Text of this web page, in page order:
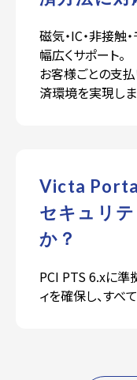
磁気・IC・非接触
幅広くサポート。
お客様ごとの支
済環境を実現しま
Victa
セキュリ
か？
PCI PTS 6.xに準
ィを確保し、すべ